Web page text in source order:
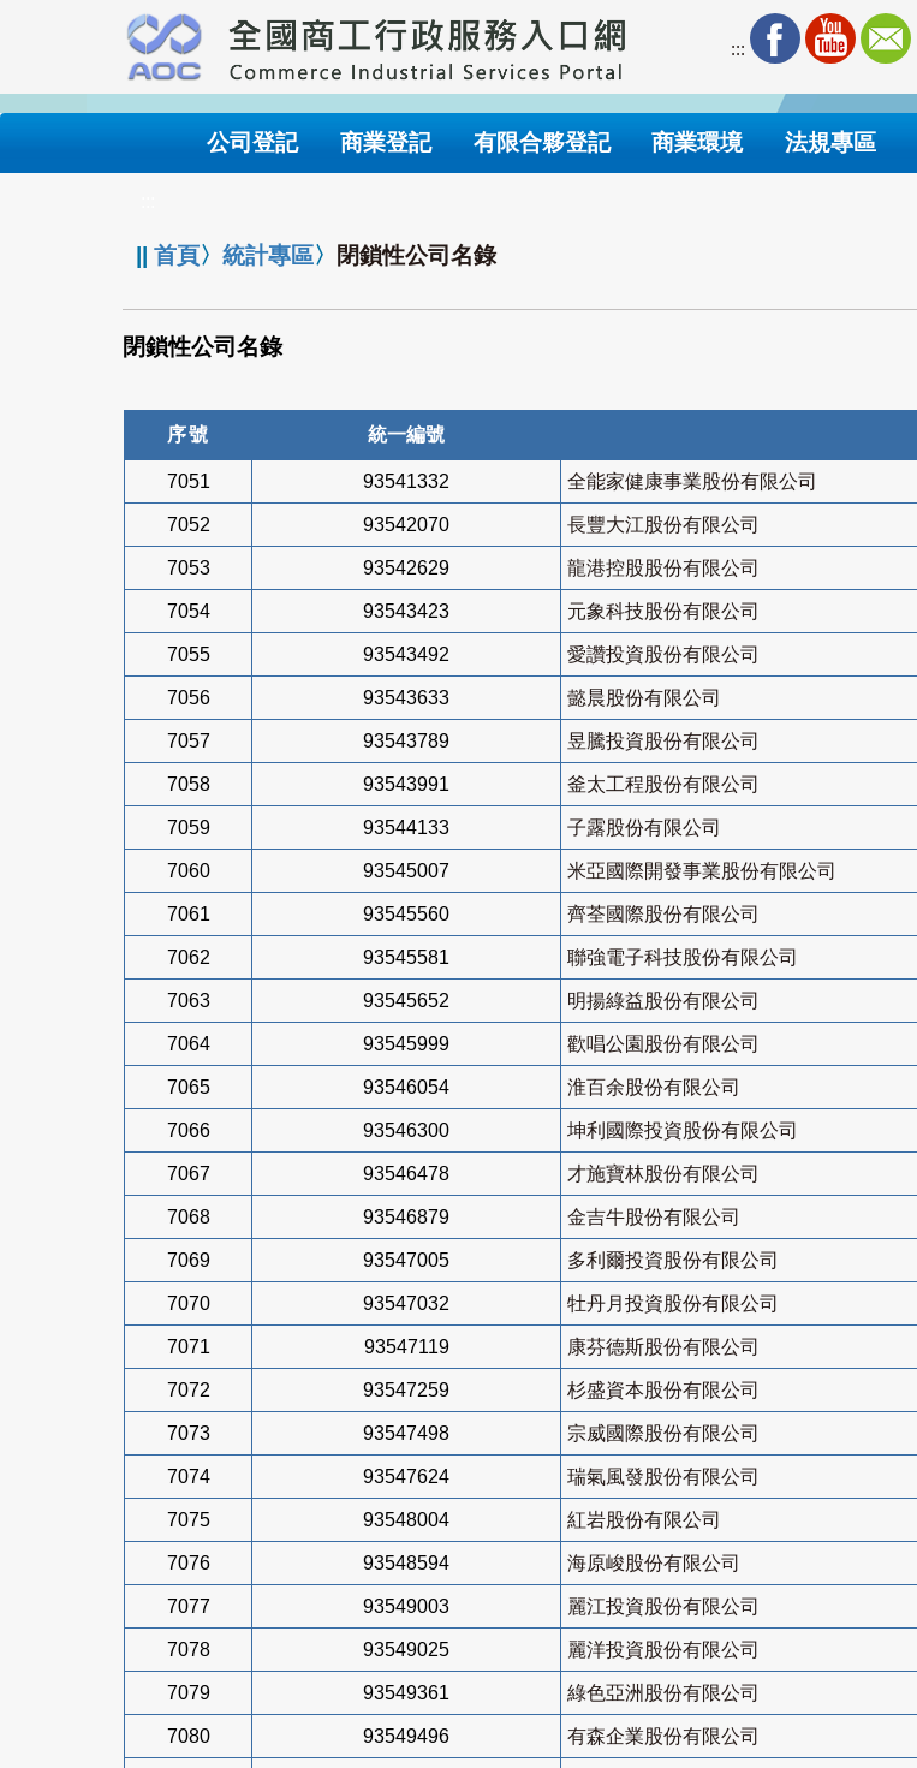
要
內
:::
公司登記 商業登記 有限合夥登記 商業環境 法規專區
||首頁〉統計專區〉 閉鎖性公司名錄
閉鎖性公司名錄
序號 統一編號
7051 93541332 全能家健康事業股份有限公司
7052 93542070 長豐大江股份有限公司
7053 93542629 龍港控股股份有限公司
7054 93543423 元象科技股份有限公司
7055 93543492 愛讚投資股份有限公司
7056 93543633 懿晨股份有限公司
7057 93543789 昱騰投資股份有限公司
7058 93543991 釜太工程股份有限公司
7059 93544133 子露股份有限公司
7060 93545007 米亞國際開發事業股份有限公司
7061 93545560 齊荃國際股份有限公司
7062 93545581 聯強電子科技股份有限公司
7063 93545652 明揚綠益股份有限公司
7064 93545999 歡唱公園股份有限公司
7065 93546054 淮百余股份有限公司
7066 93546300 坤利國際投資股份有限公司
7067 93546478 才施寶林股份有限公司
7068 93546879 金吉牛股份有限公司
7069 93547005 多利爾投資股份有限公司
7070 93547032 牡丹月投資股份有限公司
7071 93547119 康芬德斯股份有限公司
7072 93547259 杉盛資本股份有限公司
7073 93547498 宗威國際股份有限公司
7074 93547624 瑞氣風發股份有限公司
7075 93548004 紅岩股份有限公司
7076 93548594 海原峻股份有限公司
7077 93549003 麗江投資股份有限公司
7078 93549025 麗洋投資股份有限公司
7079 93549361 綠色亞洲股份有限公司
7080 93549496 有森企業股份有限公司